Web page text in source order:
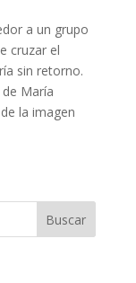
a un grupo
cruzar el
sin retorno.
María
la imagen